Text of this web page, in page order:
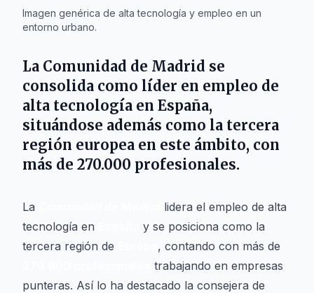
Imagen genérica de alta tecnología y empleo en un
entorno urbano.
La Comunidad de Madrid se
consolida como líder en empleo de
alta tecnología en España,
situándose además como la tercera
región europea en este ámbito, con
más de 270.000 profesionales.
La
lidera el empleo de alta
tecnología en
y se posiciona como la
tercera región de
, contando con más de
trabajando en empresas
punteras. Así lo ha destacado la consejera de